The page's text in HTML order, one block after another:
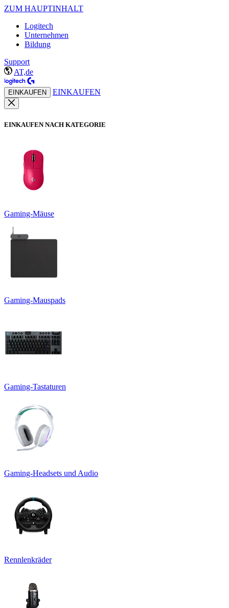
ZUM HAUPTINHALT
Logitech
Unternehmen
Bildung
Support
AT,de
EINKAUFEN EINKAUFEN
EINKAUFEN NACH KATEGORIE
Gaming-Mäuse
Gaming-Mauspads
Gaming-Tastaturen
Gaming-Headsets und Audio
Rennlenkräder